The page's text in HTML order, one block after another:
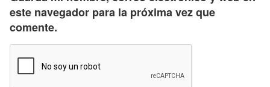
este navegador para la próxima vez que
comente.